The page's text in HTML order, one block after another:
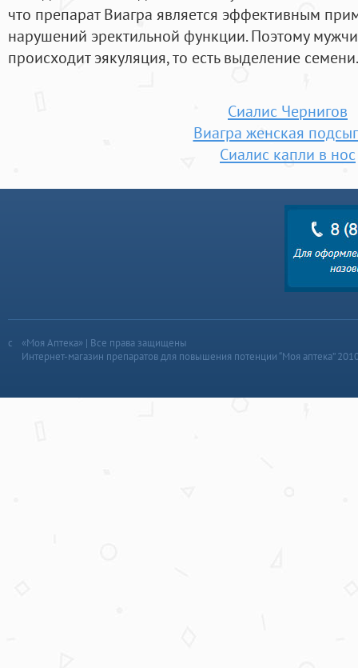
что препарат Виагра является эффективным
нарушений эректильной функции. Поэтому
происходит эякуляция, то есть выделение семени.
Сиалис Чернигов
Виагра женская
Сиалис капли в нос
«Моя Аптека» | Все права защищены
Интернет-магазин препаратов для повышения потенции “Моя аптека”